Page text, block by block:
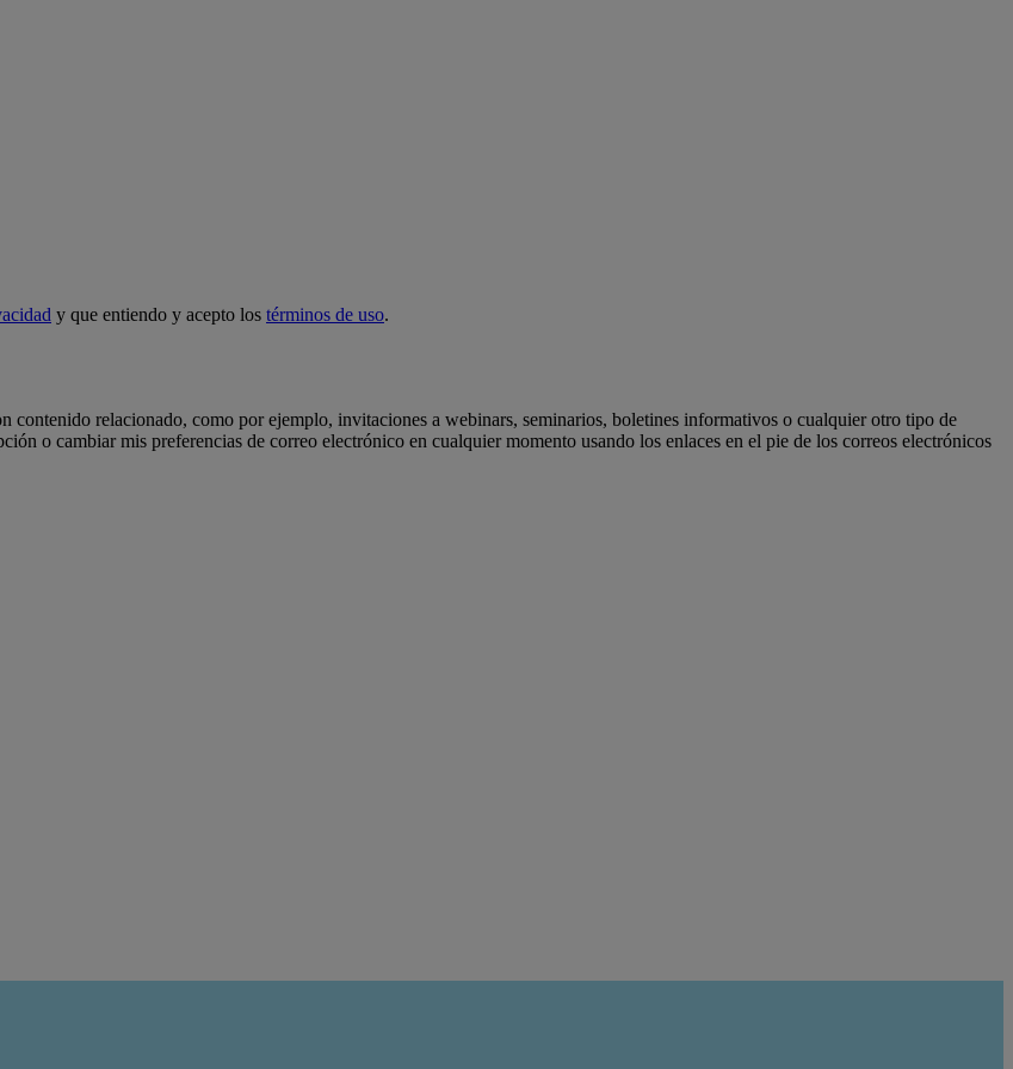
y que entiendo y acepto los términos de uso.
relacionado, como por ejemplo, invitaciones a webinars, seminarios, boletines informativos o cualquier otro tipo de
o cambiar mis preferencias de correo electrónico en cualquier momento usando los enlaces en el pie de los correos electrónicos